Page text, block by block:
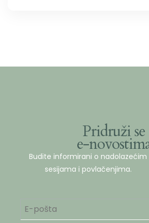
Pridruži se
e-
Budite informirani o nadolazećim
sesijama i povlačenjima.